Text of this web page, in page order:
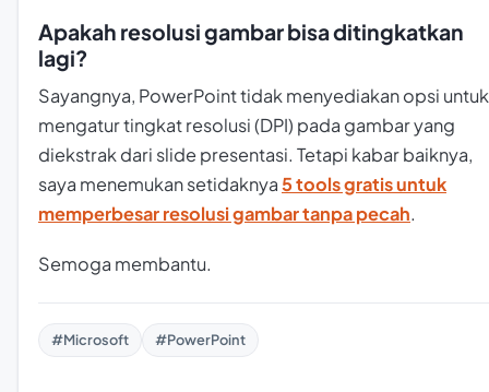
Apakah resolusi gambar bisa ditingkatkan
lagi?
Sayangnya, PowerPoint tidak menyediakan opsi untuk
mengatur tingkat resolusi (DPI) pada gambar yang
diekstrak dari slide presentasi. Tetapi kabar baiknya,
saya menemukan setidaknya5toolsgratis untuk
memperbesar resolusi gambar tanpa pecah.
Semoga membantu.
#Microsoft #PowerPoint